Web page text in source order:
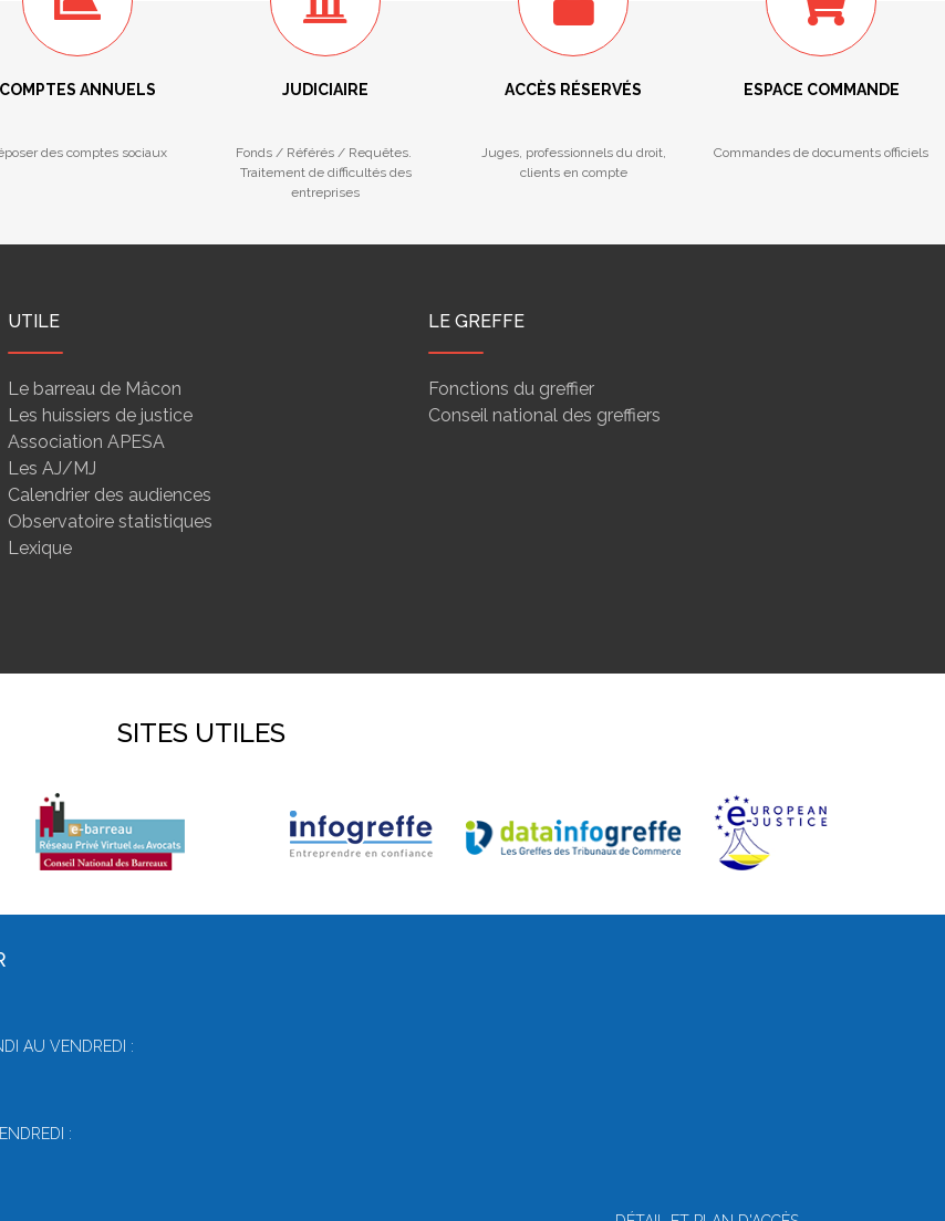
COMPTES ANNUELS
des comptes sociaux
JUDICIAIRE
Fonds / Référés / Requêtes.
Traitement de difficultés des
entreprises
ACCÈS RÉSERVÉS
Juges, professionnels du droit,
clients en compte
ESPACE COMMANDE
Commandes de documents officiels
UTILE
Le barreau de Mâcon
Les huissiers de justice
Association APESA
Les AJ/MJ
Calendrier des audiences
Observatoire statistiques
Lexique
LE GREFFE
Fonctions du greffier
Conseil national des greffiers
SITES UTILES
AU VENDREDI :
: